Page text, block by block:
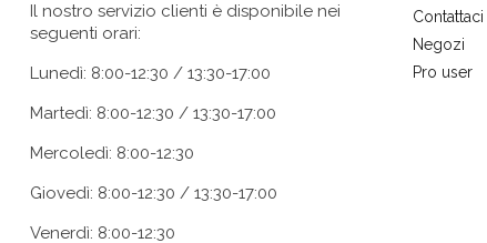
Il nostro servizio clienti è disponibile nei
seguenti orari:
Lunedì: 8:00-12:30 / 13:30-17:00
Martedì: 8:00-12:30 / 13:30-17:00
Mercoledì: 8:00-12:30
Giovedì: 8:00-12:30 / 13:30-17:00
Venerdì: 8:00-12:30
Contattaci
Negozi
Pro user